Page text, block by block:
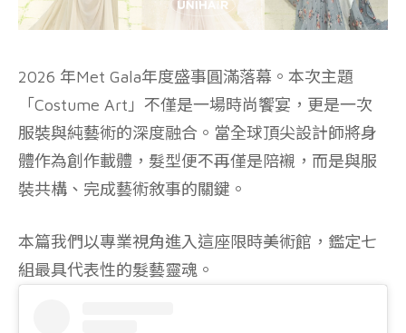
2026 年Met Gala年度盛事圓滿落幕。本次主題
「Costume Art」不僅是一場時尚饗宴，更是一次
服裝與純藝術的深度融合。當全球頂尖設計師將身
體作為創作載體，髮型便不再僅是陪襯，而是與服
裝共構、完成藝術敘事的關鍵。
本篇我們以專業視角進入這座限時美術館，鑑定七
組最具代表性的髮藝靈魂。